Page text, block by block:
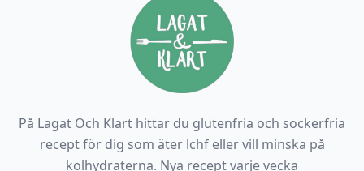
På Lagat Och Klart hittar du glutenfria och sockerfria
recept för dig som äter lchf eller vill minska på
kolhydraterna. Nya recept varje vecka